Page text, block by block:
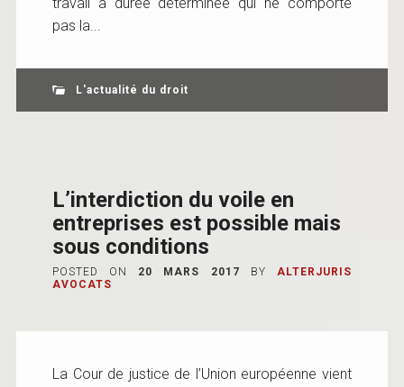
pas la...
L'actualité du droit
L’interdiction du voile en
entreprises est possible mais
sous conditions
POSTED ON 20 MARS 2017 BY
ALTERJURIS
AVOCATS
La Cour de justice de l’Union européenne vient